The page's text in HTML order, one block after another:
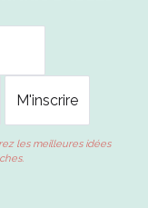
les meilleures idées